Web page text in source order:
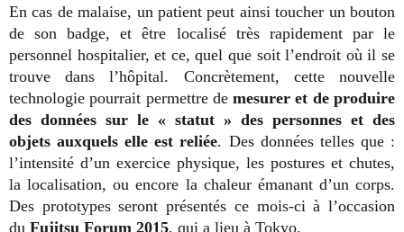
En cas de malaise, un patient peut ainsi toucher un bouton
de son badge, et être localisé très rapidement par le
personnel hospitalier, et ce, quel que soit l’endroit où il se
trouve dans l’hôpital. Concrètement, cette nouvelle
technologie pourrait permettre demesurer et de produire
des données sur le « statut » des personnes et des
objets auxquels elle est reliée. Des données telles que :
l’intensité d’un exercice physique, les postures et chutes,
la localisation, ou encore la chaleur émanant d’un corps.
Des prototypes seront présentés ce mois-ci à l’occasion
du Fujitsu Forum 2015, qui a lieu à Tokyo.